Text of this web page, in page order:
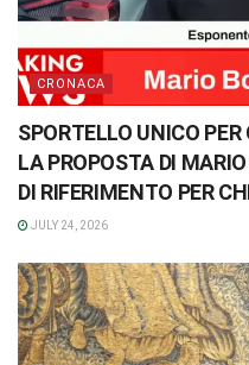
CRONACA
SPORTELLO UNICO
LA PROPOSTA DI
DI RIFERIMENTO PER
JULY 24, 2026